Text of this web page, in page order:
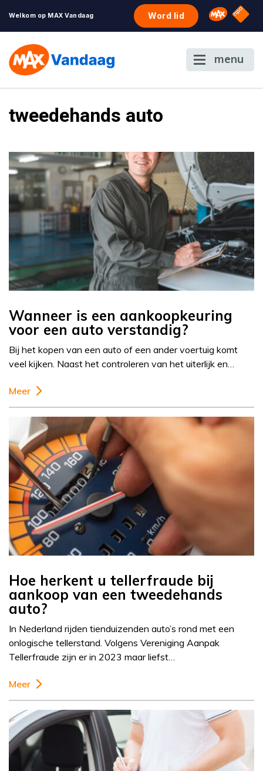
Welkom op MAX Vandaag Word lid Omroep
NPO
menu
tweedehands auto
Wanneer is een aankoopkeuring
voor een auto verstandig?
Bij het kopen van een auto of een ander voertuig komt
veel kijken. Naast het controleren van het uiterlijk en…
Meer
Hoe herkent u tellerfraude bij
aankoop van een tweedehands
auto?
In Nederland rijden tienduizenden auto’s rond met een
onlogische tellerstand. Volgens Vereniging Aanpak
Tellerfraude zijn er in 2023 maar liefst…
Meer